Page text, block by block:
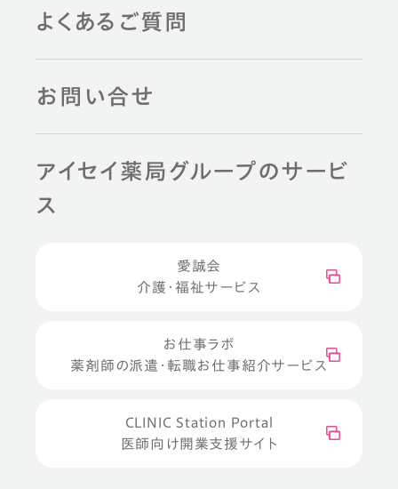
よくあるご質問
お問い合せ
アイセイ薬局グループのサービ
ス
愛誠会
介護・福祉サービス
お仕事ラボ
薬剤師の派遣・転職お仕事紹介サービス
CLINIC Station Portal
医師向け開業支援サイト